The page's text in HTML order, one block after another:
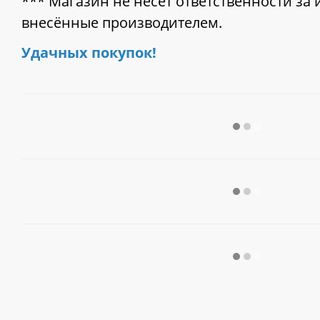
внесённые производителем.
Удачных покупок!